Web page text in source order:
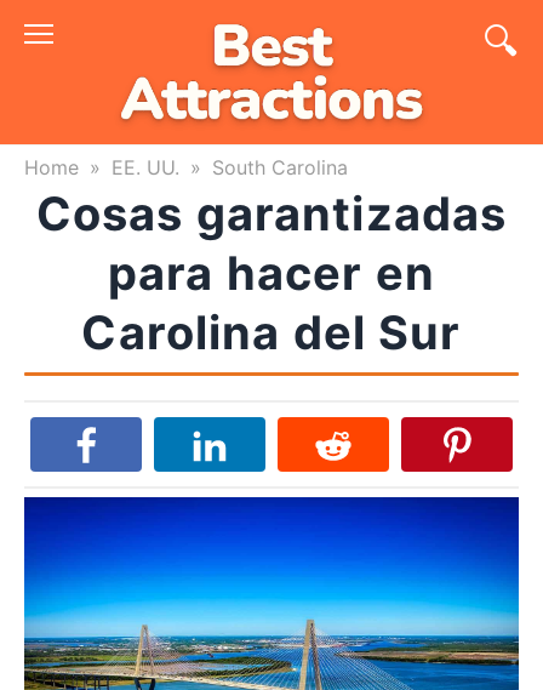
Skip
Home » EE. UU. » South Carolina
Cosas garantizadas
para hacer en
Carolina del Sur